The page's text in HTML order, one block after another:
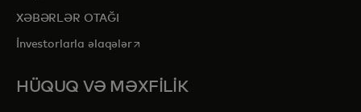
XƏBƏRLƏR OTAĞI
İnvestorlarla əlaqələropens in a new tab
HÜQUQ VƏ MƏXFİLİK